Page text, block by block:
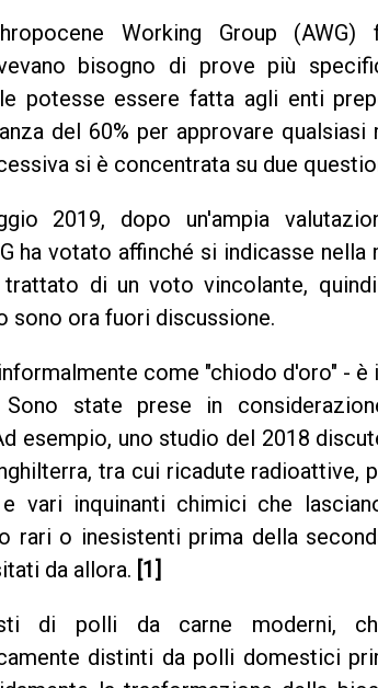
Working Group
bisogno di prove più
potesse essere fatta agli enti
del 60% per approvare qualsiasi
si è concentrata su due
2019, dopo un'ampia
ha votato affinché si indicasse nella
di un voto vincolante,
sono ora fuori discussione.
come "chiodo d'oro" - è
state prese in
esempio, uno studio del 2018
tra cui ricadute radioattive,
vari inquinanti chimici che
rari o inesistenti prima della
da allora. [1]
di polli da carne moderni,
distinti da polli domestici